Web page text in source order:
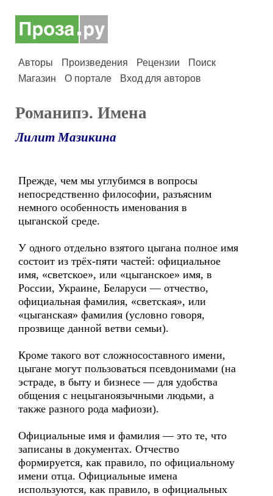
Авторы Произведения Рецензии
Поиск
Магазин
О портале Вход для авторов
Романипэ. Имена
Лилит Мазикина
Прежде, чем мы углубимся в вопросы
непосредственно философии, разъясним
немного особенность именования в
цыганской среде.
У одного отдельно взятого цыгана полное имя
состоит из трёх-пяти частей: официальное
имя, «светское», или «цыганское» имя, в
России, Украине, Беларуси — отчество,
официальная фамилия, «светская», или
«цыганская» фамилия (условно говоря,
прозвище данной ветви семьи).
Кроме такого вот сложносоставного имени,
цыгане могут пользоваться псевдонимами (на
эстраде, в быту и бизнесе — для удобства
общения с нецыганоязычными людьми, а
также разного рода мафиози).
Официальные имя и фамилия — это те, что
записаны в документах. Отчество
формируется, как правило, по официальному
имени отца. Официальные имена
используются, как правило, в официальных